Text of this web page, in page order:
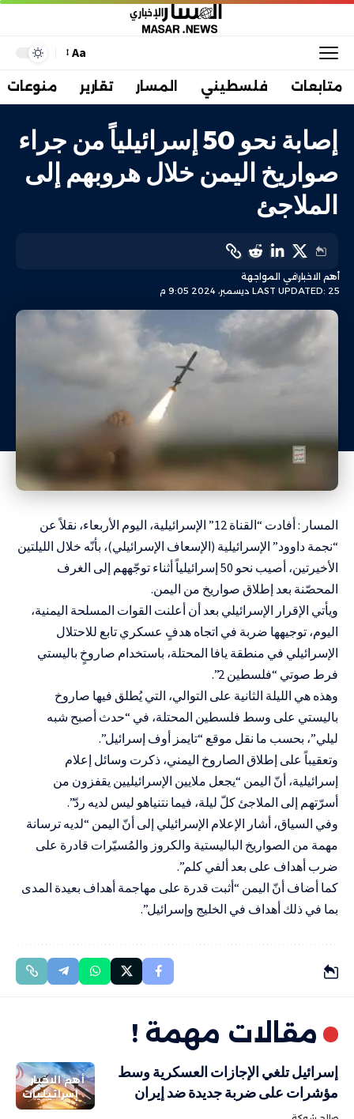
Aa
متابعات فلسطيني المسار تقارير منوعات
إصابة نحو 50 إسرائيلياً من جراء
صواريخ اليمن خلال هروبهم إلى
الملاجئ
LAST UPDATED: 25 ديسمبر، 2024 9:05 م
أهم الاخبارفي المواجهة
المسار : أفادت “القناة 12” الإسرائيلية، اليوم الأربعاء، نقلاً عن
“نجمة داوود” الإسرائيلية (الإسعاف الإسرائيلي)، بأنّه خلال الليلتين
الأخيرتين، أصيب نحو 50 إسرائيلياً أثناء توجّههم إلى الغرف
المحصّنة بعد إطلاق صواريخ من اليمن.
ويأتي الإقرار الإسرائيلي بعد أن أعلنت القوات المسلحة اليمنية،
اليوم، توجيهها ضربة في اتجاه هدفٍ عسكري تابع للاحتلال
الإسرائيلي في منطقة يافا المحتلة، باستخدام صاروخٍ باليستي
فرط صوتي “فلسطين 2”.
وهذه هي الليلة الثانية على التوالي، التي يُطلق فيها صاروخ
باليستي على وسط فلسطين المحتلة، في “حدث أصبح شبه
ليلي”، بحسب ما نقل موقع “تايمز أوف إسرائيل”.
وتعقيباً على إطلاق الصاروخ اليمني، ذكرت وسائل إعلام
إسرائيلية، أنّ اليمن “يجعل ملايين الإسرائيليين يقفزون من
أسرّتهم إلى الملاجئ كلّ ليلة، فيما نتنياهو ليس لديه ردّ”.
وفي السياق، أشار الإعلام الإسرائيلي إلى أنّ اليمن “لديه ترسانة
مهمة من الصواريخ الباليستية والكروز والمُسيّرات قادرة على
ضرب أهداف على بعد ألفي كلم”.
كما أضاف أنّ اليمن “أثبت قدرة على مهاجمة أهداف بعيدة المدى
بما في ذلك أهداف في الخليج وإسرائيل”.
مقالات مهمة !
أهم الاخبار
إسرائيليات
إسرائيل تلغي الإجازات العسكرية وسط
مؤشرات على ضربة جديدة ضد إيران